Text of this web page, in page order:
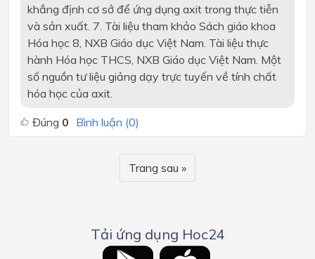
khẳng định cơ sở để ứng dụng axit trong thực tiễn
và sản xuất. 7. Tài liệu tham khảo Sách giáo khoa
Hóa học 8, NXB Giáo dục Việt Nam. Tài liệu thực
hành Hóa học THCS, NXB Giáo dục Việt Nam. Một
số nguồn tư liệu giảng dạy trực tuyến về tính chất
hóa học của axit.
Đúng 0 Bình luận (0)
Trang sau »
Tải ứng dụng Hoc24